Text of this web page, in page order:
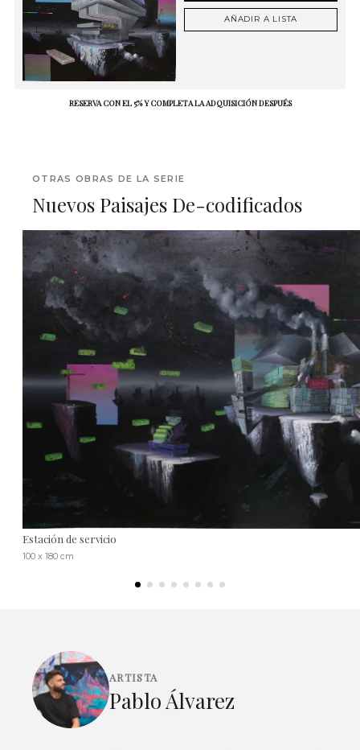
AÑADIR A LISTA
RESERVA CON EL 5% Y COMPLETA LA ADQUISICIÓN DESPUÉS
OTRAS OBRAS DE LA SERIE
Nuevos Paisajes De-codificados
Estación de servicio
100 x 180 cm
ARTISTA
Pablo Álvarez